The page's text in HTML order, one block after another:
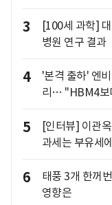
3
[100세 과학]
병원 연구 결과
4
'본격 출하' 엔
리… "HBM4보
5
[인터뷰] 이관
과세는 부유세
6
태풍 3개 한꺼
영향은